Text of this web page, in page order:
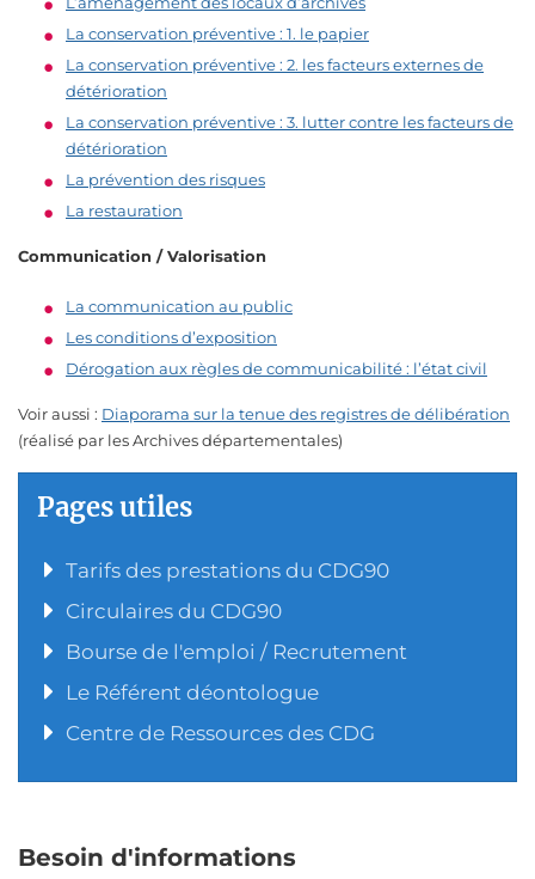
La conservation préventive : 1. le papier
La conservation préventive : 2. les facteurs externes de
détérioration
La conservation préventive : 3. lutter contre les facteurs de
détérioration
La prévention des risques
La restauration
Communication / Valorisation
La communication au public
Les conditions d’exposition
Dérogation aux règles de communicabilité : l’état civil
Voir aussi : Diaporama sur la tenue des registres de délibération
(réalisé par les Archives départementales)
Pages utiles
Tarifs des prestations du CDG90
Circulaires du CDG90
Bourse de l'emploi / Recrutement
Le Référent déontologue
Centre de Ressources des CDG
Besoin d'informations